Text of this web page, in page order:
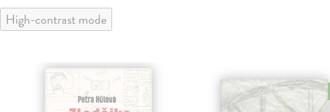
High-contrast mode